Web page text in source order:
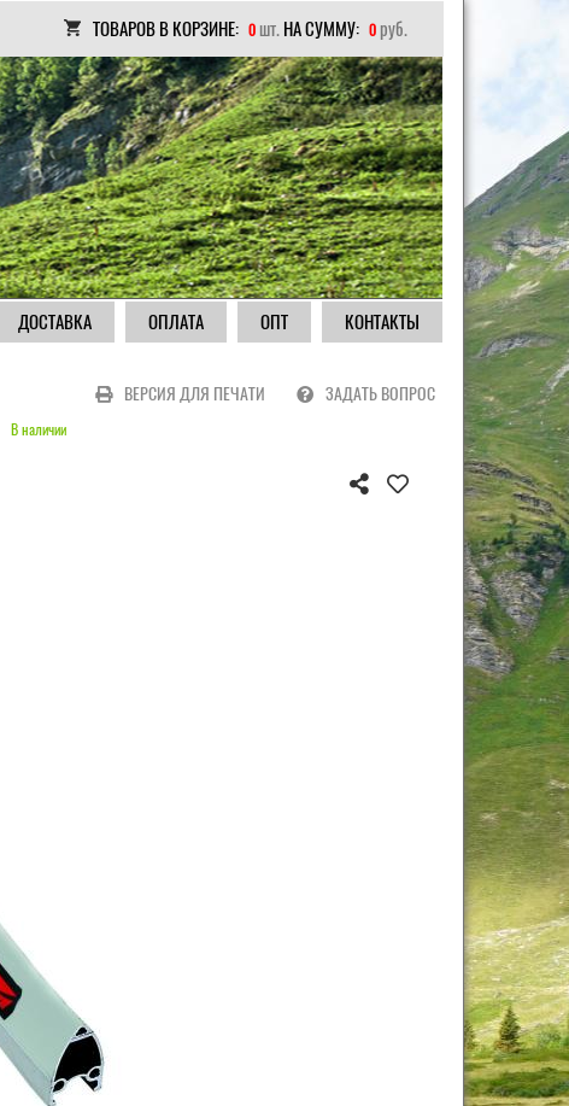
ТОВАРОВ В КОРЗИНЕ: 0 шт. НА СУММУ: 0 руб.
ДОСТАВКА ОПЛАТА ОПТ КОНТАКТЫ
ВЕРСИЯ ДЛЯ ПЕЧАТИ ЗАДАТЬ ВОПРОС
В наличии